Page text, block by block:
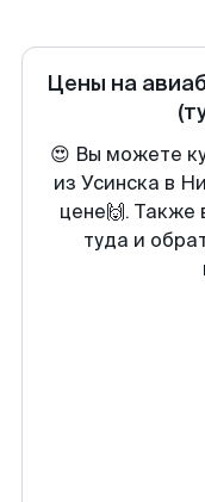
Цены на
😍 Вы можете
из Усинска в
цене🙌. Также
туда и